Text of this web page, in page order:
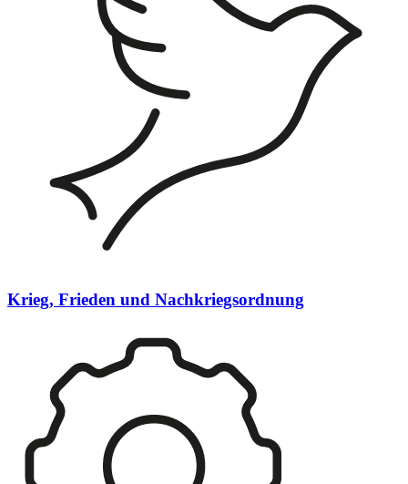
Krieg, Frieden und Nachkriegsordnung